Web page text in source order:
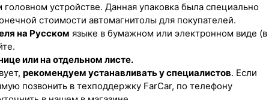
устройстве. Данная упаковка была специально
стоимости автомагнитолы для покупателей.
на Русском языке в бумажном или электронном виде (в
или на отдельном листе.
рекомендуем устанавливать у специалистов. Если
позвонить в техподдержку FarCar, по телефону